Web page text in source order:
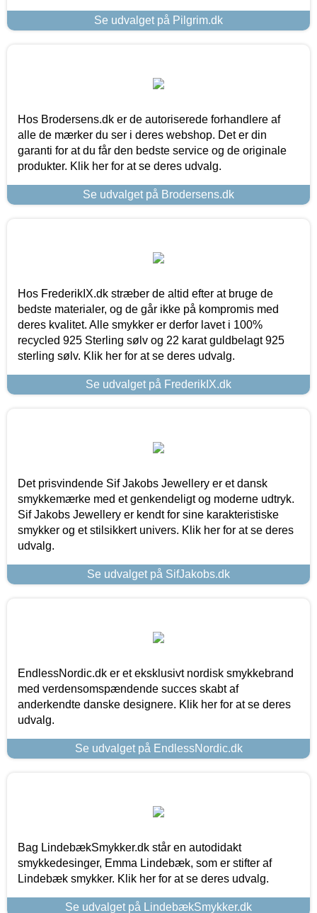
Se udvalget på Pilgrim.dk
Hos Brodersens.dk er de autoriserede forhandlere af
alle de mærker du ser i deres webshop. Det er din
garanti for at du får den bedste service og de originale
produkter. Klik her for at se deres udvalg.
Se udvalget på Brodersens.dk
Hos FrederikIX.dk stræber de altid efter at bruge de
bedste materialer, og de går ikke på kompromis med
deres kvalitet. Alle smykker er derfor lavet i 100%
recycled 925 Sterling sølv og 22 karat guldbelagt 925
sterling sølv. Klik her for at se deres udvalg.
Se udvalget på FrederikIX.dk
Det prisvindende Sif Jakobs Jewellery er et dansk
smykkemærke med et genkendeligt og moderne udtryk.
Sif Jakobs Jewellery er kendt for sine karakteristiske
smykker og et stilsikkert univers. Klik her for at se deres
udvalg.
Se udvalget på SifJakobs.dk
EndlessNordic.dk er et eksklusivt nordisk smykkebrand
med verdensomspændende succes skabt af
anderkendte danske designere. Klik her for at se deres
udvalg.
Se udvalget på EndlessNordic.dk
Bag LindebækSmykker.dk står en autodidakt
smykkedesinger, Emma Lindebæk, som er stifter af
Lindebæk smykker. Klik her for at se deres udvalg.
Se udvalget på LindebækSmykker.dk